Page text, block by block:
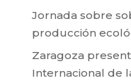
Jornada sobre
producción
Zaragoza
Internacional de